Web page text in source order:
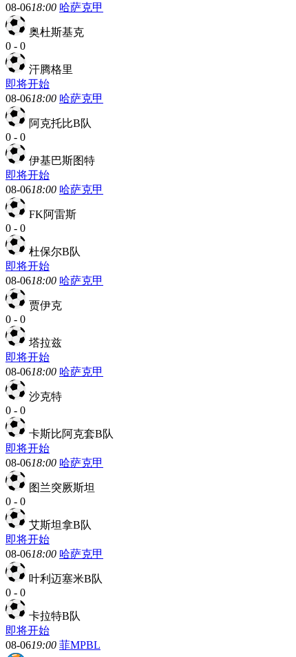
08-0618:00 哈萨克甲
奥杜斯基克
0 - 0
汗腾格里
即将开始
08-0618:00 哈萨克甲
阿克托比B队
0 - 0
伊基巴斯图特
即将开始
08-0618:00 哈萨克甲
FK阿雷斯
0 - 0
杜保尔B队
即将开始
08-0618:00 哈萨克甲
贾伊克
0 - 0
塔拉兹
即将开始
08-0618:00 哈萨克甲
沙克特
0 - 0
卡斯比阿克套B队
即将开始
08-0618:00 哈萨克甲
图兰突厥斯坦
0 - 0
艾斯坦拿B队
即将开始
08-0618:00 哈萨克甲
叶利迈塞米B队
0 - 0
卡拉特B队
即将开始
08-0619:00 菲MPBL